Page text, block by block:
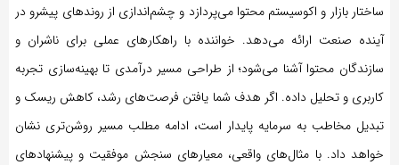
ساختار بازار و اکوسیستم محتوا می‌پردازد و چشم‌اندازی از روندهای پیشرو در
آینده صنعت ارائه می‌دهد. خواننده با راهکارهای عملی برای ناشران و
سازندگان محتوا آشنا می‌شود؛ از طراحی مسیر درآمدی تا بهینه‌سازی تجربه
کاربری و تحلیل داده. اگر هدف شما یافتن فرصت‌های رشد، کاهش ریسک و
تبدیل مخاطب به سرمایه پایدار است، ادامه مطلب مسیر روشن‌تری نشان
خواهد داد. با مثال‌های واقعی، معیارهای سنجش موفقیت و پیشنهادهای